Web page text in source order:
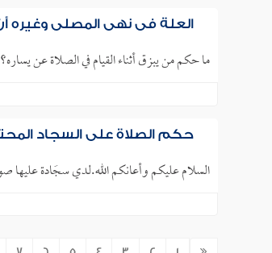
العلة في نهي المصلي وغيره
ما حكم من يبزق أثناء القيام في الصلاة عن
حكم الصلاة على السجاد
السلام عليكم وأعانكم الله.لدي سجَادة عليها